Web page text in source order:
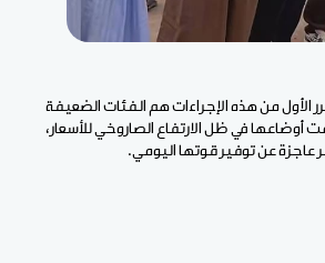
الأول من هذه الإجراءات هم الفئات الضعيفة
أوضاعها في ظل الارتفاع الصاروخي للأسعار،
عاجزة عن توفير قوتها اليومي.